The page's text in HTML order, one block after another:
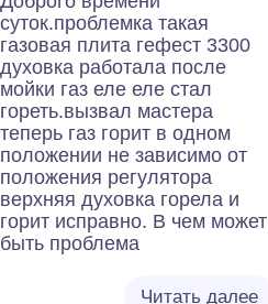
суток.проблемка такая
газовая плита гефест 3300
духовка работала после
мойки газ еле еле стал
гореть.вызвал мастера
теперь газ горит в одном
положении не зависимо от
положения регулятора
верхняя духовка горела и
горит исправно. В чем может
быть проблема
Читать далее